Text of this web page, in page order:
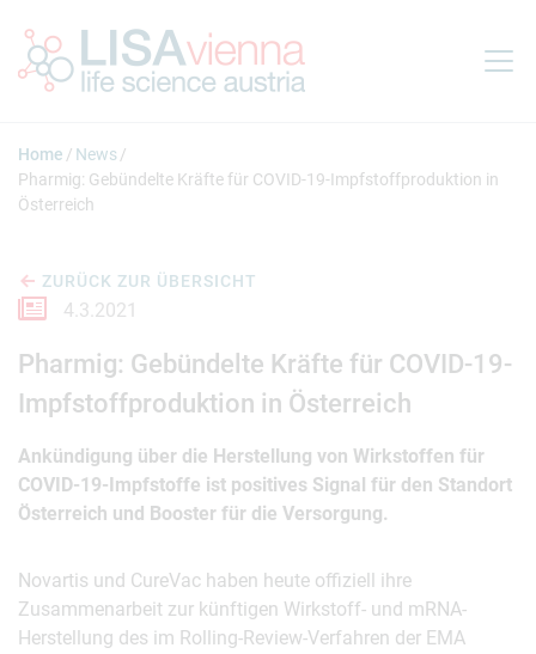
Home
News
Pharmig: Gebündelte Kräfte für COVID-19-Impfstoffproduktion in
Österreich
ZURÜCK ZUR ÜBERSICHT
4.3.2021
Pharmig: Gebündelte Kräfte für COVID-19-
Impfstoffproduktion in Österreich
Ankündigung über die Herstellung von Wirkstoffen für
COVID-19-Impfstoffe ist positives Signal für den Standort
Österreich und Booster für die Versorgung.
Novartis und CureVac haben heute offiziell ihre
Zusammenarbeit zur künftigen Wirkstoff- und mRNA-
Herstellung des im Rolling-Review-Verfahren der EMA